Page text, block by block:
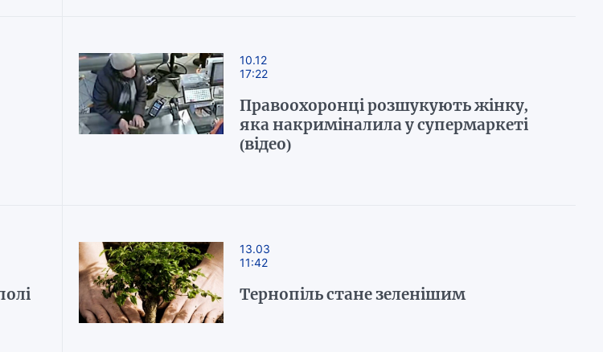
10.12
17:22
Правоохоронці розшукують жінку,
яка накриміналила у супермаркеті
(відео)
13.03
11:42
Тернопіль стане зеленішим